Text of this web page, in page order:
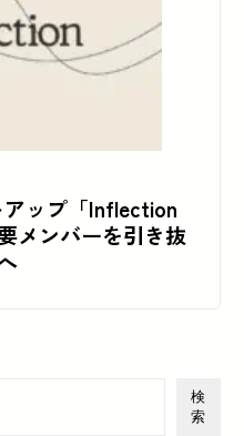
ップ「Inflection
メンバーを引き抜
検
索